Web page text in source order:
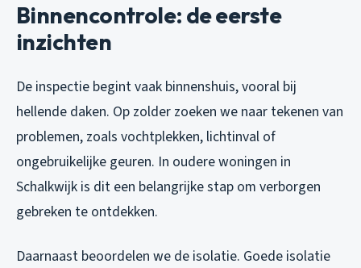
Binnencontrole: de eerste
inzichten
De inspectie begint vaak binnenshuis, vooral bij
hellende daken. Op zolder zoeken we naar tekenen van
problemen, zoals vochtplekken, lichtinval of
ongebruikelijke geuren. In oudere woningen in
Schalkwijk is dit een belangrijke stap om verborgen
gebreken te ontdekken.
Daarnaast beoordelen we de isolatie. Goede isolatie